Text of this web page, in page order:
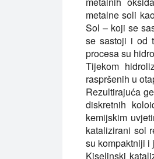
metalne soli
Sol – koji se
se sastoji i od
procesa su
Tijekom
raspršenih u
Rezultirajuća
diskretnih
kemijskim
katalizirani sol
su kompaktniji i
Kiselinski